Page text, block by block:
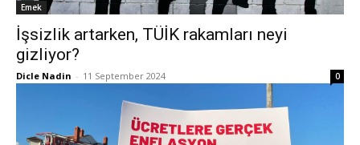
Emek
İşsizlik artarken, TÜİK rakamları neyi
gizliyor?
Dicle Nadin - 11 September 2024 0